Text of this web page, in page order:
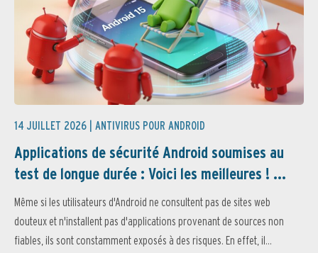
14 JUILLET 2026 | ANTIVIRUS POUR ANDROID
Applications de sécurité Android soumises au
test de longue durée : Voici les meilleures ! ...
Même si les utilisateurs d'Android ne consultent pas de sites web
douteux et n'installent pas d'applications provenant de sources non
fiables, ils sont constamment exposés à des risques. En effet, il...